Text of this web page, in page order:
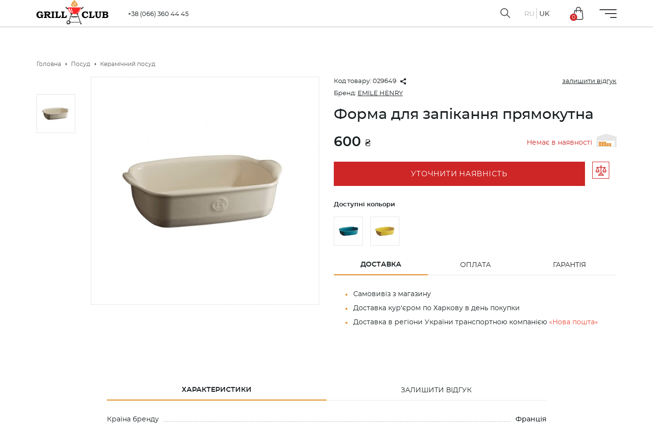
+38 (066) 360 44 45 RU UK
0
Головна Посуд Керамічний посуд
Код товару: 029649
залишити відгук
Бренд: EMILE HENRY
Форма для запікання прямокутна
600 ₴ Немає в наявності
УТОЧНИТИ НАЯВНІСТЬ
Доступні кольори
ДОСТАВКА ОПЛАТА ГАРАНТІЯ
Самовивіз з магазину
Доставка кур'єром по Харкову в день покупки
Доставка в регіони України транспортною компанією «Нова пошта»
ХАРАКТЕРИСТИКИ ЗАЛИШИТИ ВІДГУК
Країна бренду Франція